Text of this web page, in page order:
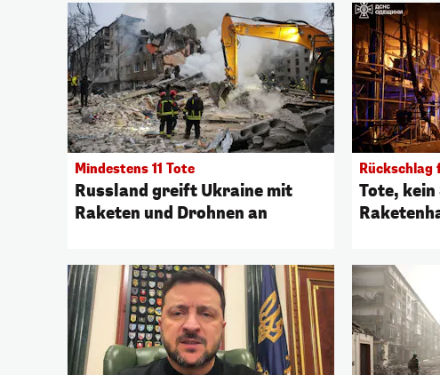
Mindestens 11 Tote
Russland greift Ukraine mit
Raketen und Drohnen an
Rückschlag
Tote,